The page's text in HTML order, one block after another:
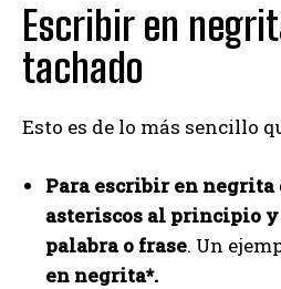
Escribir en
tachado
Esto es de lo más sencillo
Para escribir en negrita
asteriscos al principio
palabra o frase. Un
en negrita*.